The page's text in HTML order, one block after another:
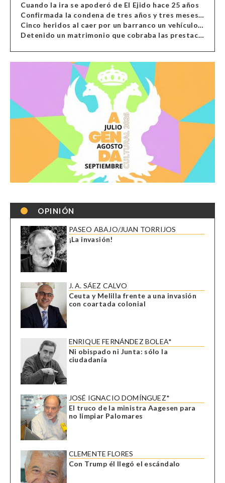
Cuando la ira se apoderó de El Ejido hace 25 años
Confirmada la condena de tres años y tres meses al hombre de Antas acusado de xenofobia
Cinco heridos al caer por un barranco un vehículo en Alcolea
Detenido un matrimonio que cobraba las prestaciones de ilegales en Almería, Granada, Málaga, Huelva y Murcia
OPINIÓN
PASEO ABAJO/JUAN TORRIJOS
¡La invasión!
J. A. SÁEZ CALVO
Ceuta y Melilla frente a una invasión
con coartada colonial
ENRIQUE FERNÁNDEZ BOLEA*
Ni obispado ni Junta: sólo la
ciudadanía
JOSÉ IGNACIO DOMÍNGUEZ*
El truco de la ministra Aagesen para
no limpiar Palomares
CLEMENTE FLORES
Con Trump él llegó el escándalo